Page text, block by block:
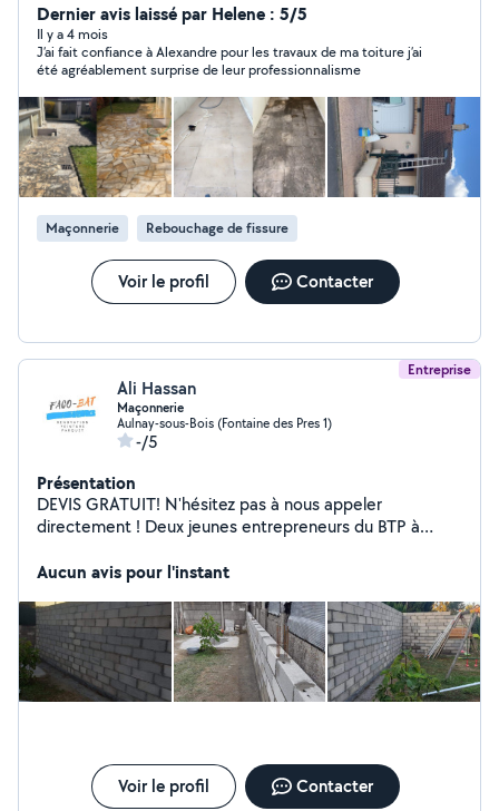
Dernier avis laissé par Helene : 5/5
Il y a 4 mois
J’ai fait confiance à Alexandre pour les travaux de ma toiture j’ai
été agréablement surprise de leur professionnalisme
Maçonnerie Rebouchage de fissure
Voir le profil Contacter
Entreprise
Ali Hassan
Maçonnerie
Aulnay-sous-Bois (Fontaine des Pres 1)
-/5
Présentation
DEVIS GRATUIT! N'hésitez pas à nous appeler
directement ! Deux jeunes entrepreneurs du BTP à
bétonnage, - Terrassements, - Travaux de peinture -
Aucun avis pour l'instant
Voir le profil Contacter